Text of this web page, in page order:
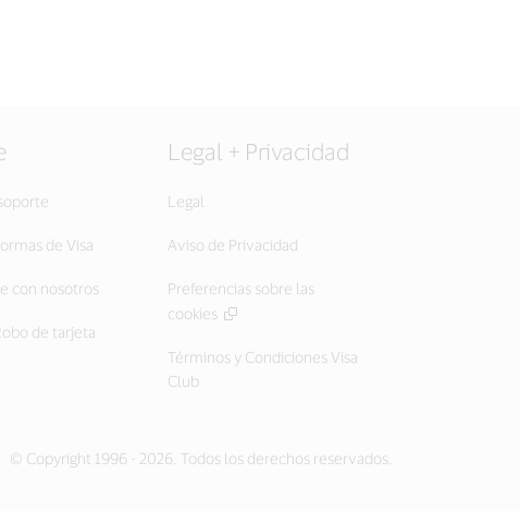
de Visa
con nosotros
de tarjeta
Legal + Privacidad
Legal
Aviso de Privacidad
Preferencias sobre las
cookies
Términos y Condiciones Visa
Club
© Copyright 1996 - 2026. Todos los derechos reservados.